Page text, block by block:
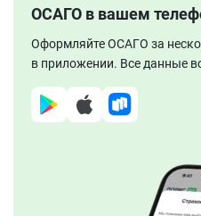
ОСАГО в вашем
Оформляйте ОСАГО за
в приложении. Все данные